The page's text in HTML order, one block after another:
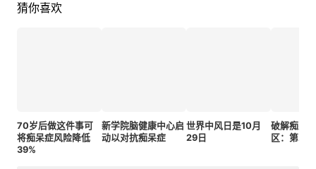
猜你喜欢
70岁后做这件事可
将痴呆症风险降低
39%
新学院脑健康中心启
动以对抗痴呆症
世界中风日是10月
29日
破解痴呆
区：第二